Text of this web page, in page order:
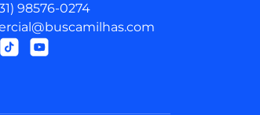
98576‑0274